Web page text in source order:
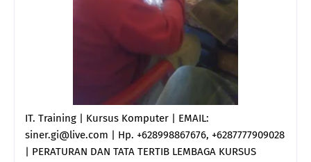
IT. Training | Kursus Komputer | EMAIL:
siner.gi@live.com | Hp. +628998867676, +6287777909028
| PERATURAN DAN TATA TERTIB LEMBAGA KURSUS